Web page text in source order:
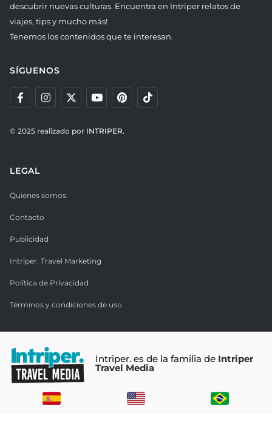
descubrir nuevas culturas. Encuentra en Intriper relatos de
viajes, tips y mucho más!
Tenemos los contenidos que te interesan.
SÍGUENOS
© 2025 realizado por INTRIPER.
LEGAL
Quienes somos
Contacto
Publicidad
Intriper. Travel Marketing
Política de Privacidad
Términos y condiciones de uso
Intriper. es de la familia de Intriper
Travel Media